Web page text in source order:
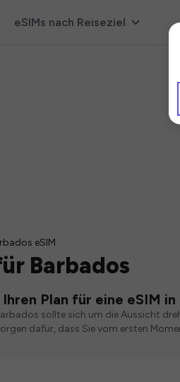
eSIMs nach Reiseziel
eSIM
Barbados
Plan für eine eSIM in
sollte sich um die Aussicht
dafür, dass Sie vom ersten